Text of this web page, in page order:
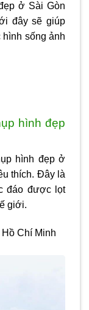
ở Sài Gòn
đây sẽ giúp
sống ảnh
hình đẹp
hình đẹp ở
thích. Đây là
đáo được lọt
giới.
Chí Minh